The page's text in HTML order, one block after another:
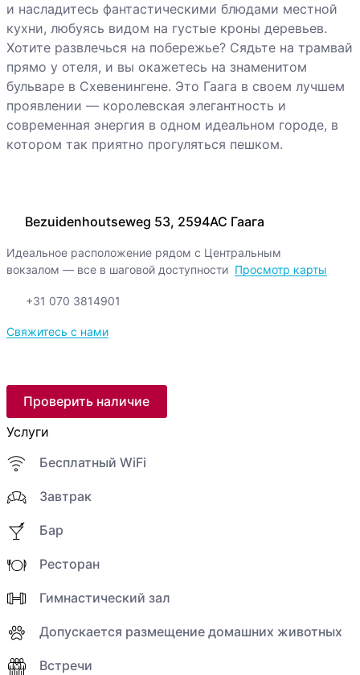
Bezuidenhoutseweg 53, 2594AC Гаага
Идеальное расположение рядом с Центральным
вокзалом — все в шаговой доступности Просмотр карты
+31 070 3814901
Свяжитесь с нами
Проверить наличие
Услуги
Бесплатный WiFi
Завтрак
Бар
Ресторан
Гимнастический зал
Допускается размещение домашних животных
Встречи
и насладитесь фантастическими блюдами местной
кухни, любуясь видом на густые кроны деревьев.
Хотите развлечься на побережье? Сядьте на трамвай
прямо у отеля, и вы окажетесь на знаменитом
бульваре в Схевенингене. Это Гаага в своем лучшем
проявлении — королевская элегантность и
современная энергия в одном идеальном городе, в
котором так приятно прогуляться пешком.